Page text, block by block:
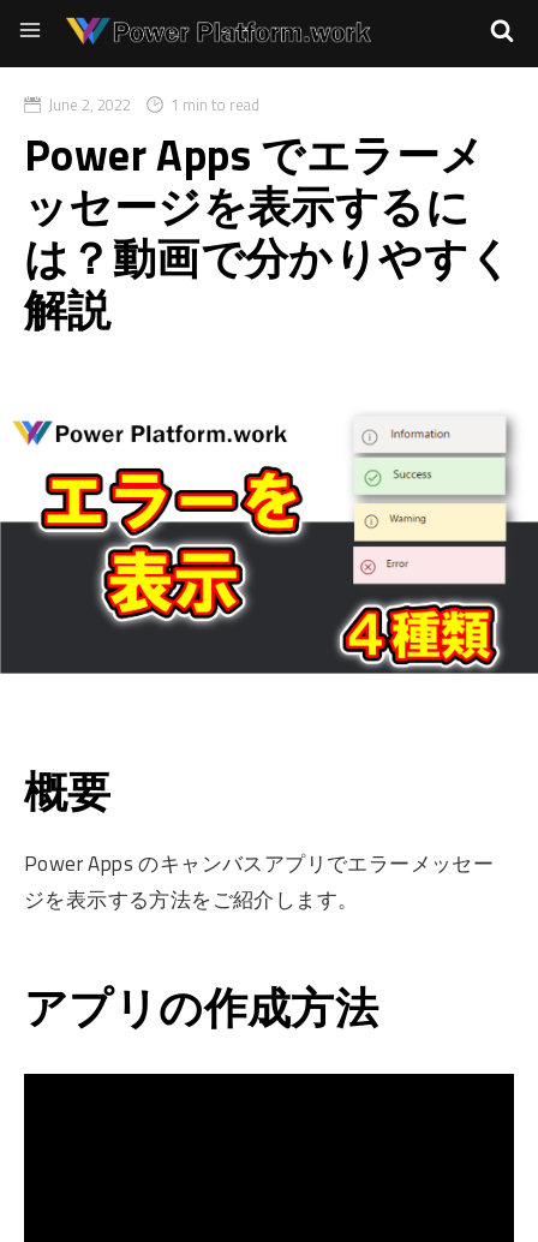
June 2, 2022 1 min to read
Power Apps でエラーメ
ッセージを表示するに
は？動画で分かりやすく
解説
概要
Power Apps のキャンバスアプリでエラーメッセー
ジを表示する方法をご紹介します。
アプリの作成方法